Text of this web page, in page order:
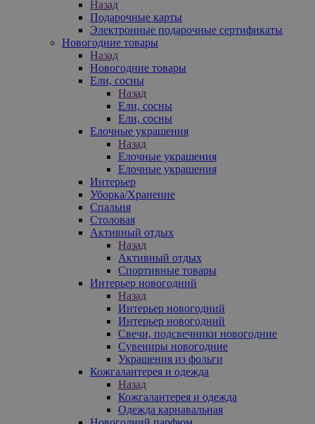
Назад
Подарочные карты
Электронные подарочные сертификаты
Новогодние товары
Назад
Новогодние товары
Ели, сосны
Назад
Ели, сосны
Ели, сосны
Елочные украшения
Назад
Елочные украшения
Елочные украшения
Интерьер
Уборка/Хранение
Спальня
Столовая
Активный отдых
Назад
Активный отдых
Спортивные товары
Интерьер новогодний
Назад
Интерьер новогодний
Интерьер новогодний
Свечи, подсвечники новогодние
Сувениры новогодние
Украшения из фольги
Кожгалантерея и одежда
Назад
Кожгалантерея и одежда
Одежда карнавальная